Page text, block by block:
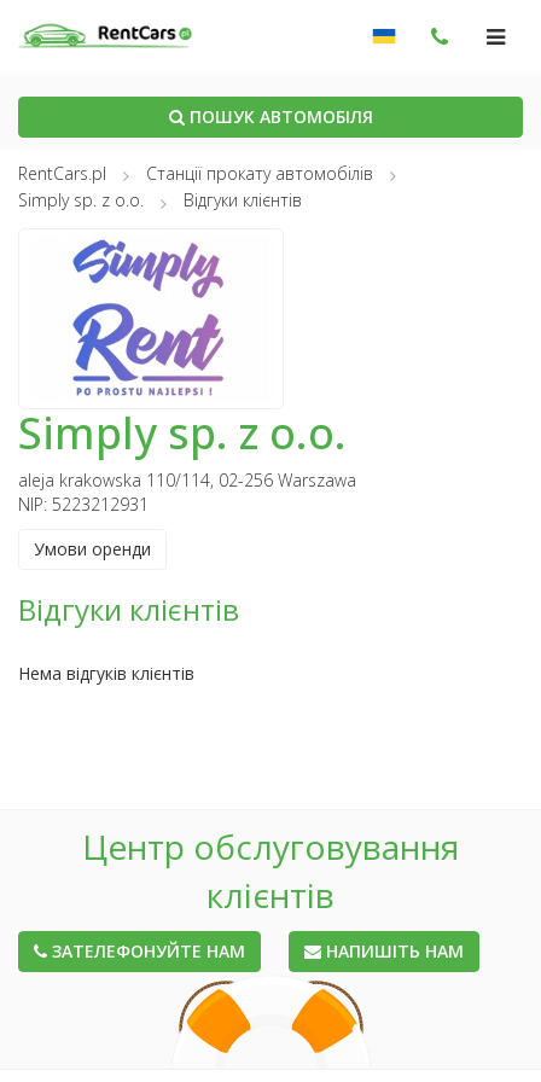
ПОШУК АВТОМОБІЛЯ
RentCars.pl
Станції прокату автомобілів
Simply sp. z o.o.
Відгуки клієнтів
Simply sp. z o.o.
aleja krakowska 110/114, 02-256 Warszawa
NIP: 5223212931
Умови оренди
Відгуки клієнтів
Нема відгуків клієнтів
Центр обслуговування
клієнтів
ЗАТЕЛЕФОНУЙТЕ НАМ НАПИШІТЬ НАМ